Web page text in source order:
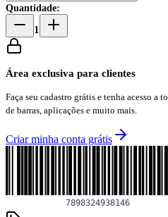
Quantidade:
1
Área exclusiva para clientes
Faça seu cadastro grátis e tenha acesso a
de barras, aplicações e muito mais.
Criar minha conta grátis